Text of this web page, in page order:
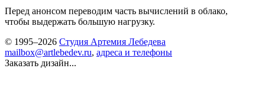
Перед анонсом переводим часть вычислений в облако,
чтобы выдержать большую нагрузку.
© 1995–2026 Студия Артемия Лебедева
mailbox@artlebedev.ru, адреса и телефоны
Заказать дизайн...